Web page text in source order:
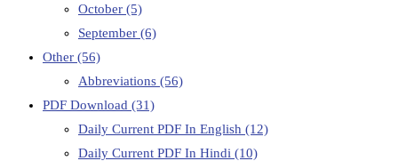
October (5)
September (6)
Other (56)
Abbreviations (56)
PDF Download (31)
Daily Current PDF In English (12)
Daily Current PDF In Hindi (10)